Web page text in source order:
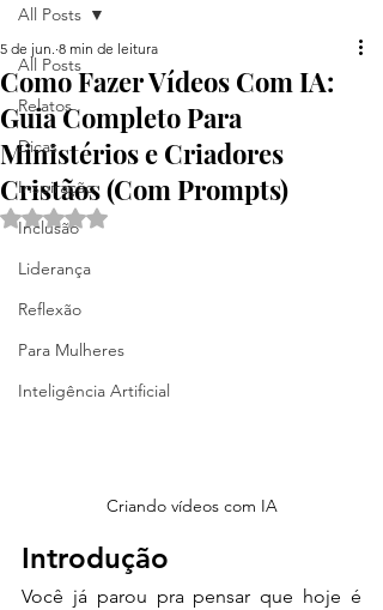
All Posts
Relatos
Dicas
Inspiração
Inclusão
Liderança
Reflexão
Para Mulheres
Inteligência Artificial
All Posts
Como Fazer Vídeos Com IA:
Guia Completo Para
Ministérios e Criadores
Cristãos (Com Prompts)
5 de jun. 8 min de leitura
Avaliado com NaN de 5 estrelas.
Criando vídeos com IA
Introdução
Você já parou pra pensar que hoje é